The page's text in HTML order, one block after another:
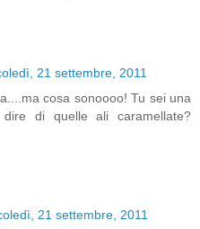
21 settembre, 2011
cosa sonoooo! Tu sei una
di quelle ali caramellate?
21 settembre, 2011